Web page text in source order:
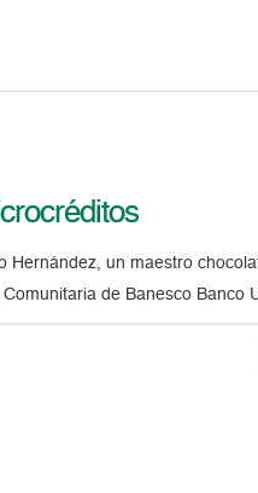
Hernández, un maestro
de Banesco Banco